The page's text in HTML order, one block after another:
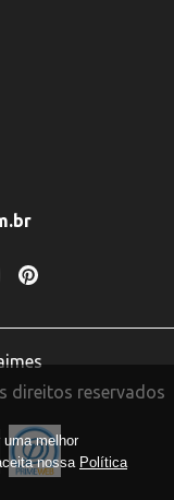
direitos reservados
melhor
nossa Política